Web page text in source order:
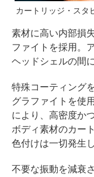
カートリッジ・スタ
素材に高い内部損
ファイトを採用。
ヘッドシェルの間
特殊コーティング
グラファイトを使
により、高密度か
ボディ素材のカー
色付けは⼀切発生
不要な振動を減衰